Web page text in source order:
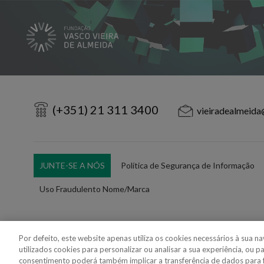
(+351) 21 311 3400
JUNTE-SE A NÓS Política de Segurança de Informação
Uso Fraudulento Nome/Marca
Copyright 2018 - 2026 © VdA - Vieira de Almeida & Associados - Sociedade
Created bySOFTWAY .
Por defeito, este website apenas utiliza os cookies necessários à sua
utilizados cookies para personalizar ou analisar a sua experiência, ou
consentimento poderá também implicar a transferência de dados para